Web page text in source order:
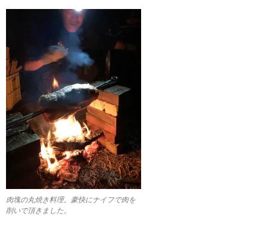
肉塊の丸焼き料理。豪快にナイフで肉を
削いで頂きました。